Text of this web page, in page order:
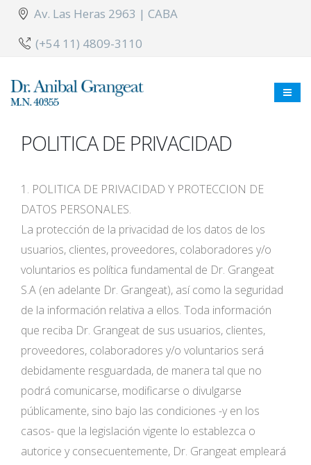
Av. Las Heras 2963 | CABA
(+54 11) 4809-3110
POLITICA DE PRIVACIDAD
1. POLITICA DE PRIVACIDAD Y PROTECCION DE
DATOS PERSONALES.
La protección de la privacidad de los datos de los
usuarios, clientes, proveedores, colaboradores y/o
voluntarios es política fundamental de Dr. Grangeat
S.A (en adelante Dr. Grangeat), así como la seguridad
de la información relativa a ellos. Toda información
que reciba Dr. Grangeat de sus usuarios, clientes,
proveedores, colaboradores y/o voluntarios será
debidamente resguardada, de manera tal que no
podrá comunicarse, modificarse o divulgarse
públicamente, sino bajo las condiciones -y en los
casos- que la legislación vigente lo establezca o
autorice y consecuentemente, Dr. Grangeat empleará